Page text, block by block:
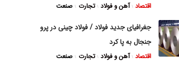
اقتصاد آهن و فولاد تجارت صنعت
جغرافیای جدید فولاد / فولاد چینی در پرو
جنجال به پا کرد
اقتصاد آهن و فولاد تجارت صنعت